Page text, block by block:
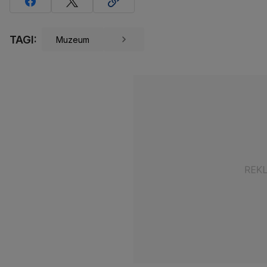
TAGI: Muzeum